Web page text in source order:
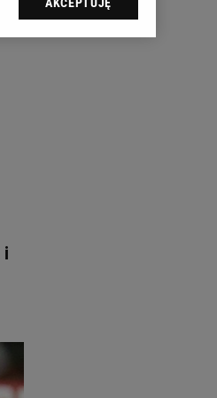
i
sp. z o.o., jej
swoje preferencje
reklam i treści,